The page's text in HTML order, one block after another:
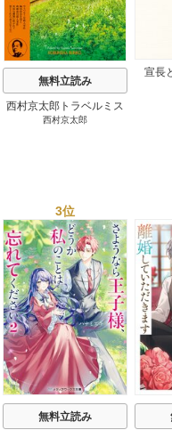
無料立読み
西村京太郎トラベルミス
テリー・セレクション 2
西村京太郎
宣長
3位
無料立読み